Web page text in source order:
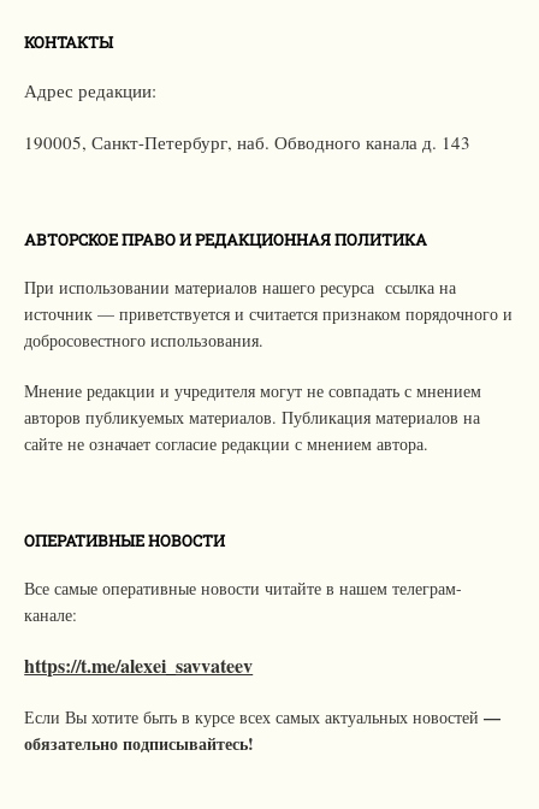
КОНТАКТЫ
Адрес редакции:
190005, Санкт-Петербург,наб. Обводного канала д. 143
АВТОРСКОЕ ПРАВО И РЕДАКЦИОННАЯ ПОЛИТИКА
При использовании материалов нашего ресурса ссылка на
источник — приветствуется и считается признаком порядочного и
добросовестного использования.
Мнение редакции и учредителя могут не совпадать с мнением
авторов публикуемых материалов. Публикация материалов на
сайте не означает согласие редакции с мнением автора.
ОПЕРАТИВНЫЕ НОВОСТИ
Все самые оперативные новости читайте в нашем телеграм-
канале:
https://t.me/alexei_savvateev
Если Вы хотите быть в курсе всех самых актуальных новостей—
обязательно подписывайтесь!